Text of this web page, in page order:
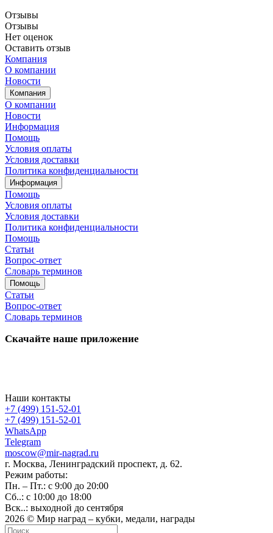
Отзывы
Отзывы
Нет оценок
Оставить отзыв
Компания
О компании
Новости
Компания
О компании
Новости
Информация
Помощь
Условия оплаты
Условия доставки
Политика конфиденциальности
Информация
Помощь
Условия оплаты
Условия доставки
Политика конфиденциальности
Помощь
Статьи
Вопрос-ответ
Словарь терминов
Помощь
Статьи
Вопрос-ответ
Словарь терминов
Скачайте наше приложение
Наши контакты
+7 (499) 151-52-01
+7 (499) 151-52-01
WhatsApp
Telegram
moscow@mir-nagrad.ru
г. Москва, Ленинградский проспект, д. 62.
Режим работы:
Пн. – Пт.: с 9:00 до 20:00
Сб..: с 10:00 до 18:00
Вск..: выходной до сентября
2026 © Мир наград – кубки, медали, награды